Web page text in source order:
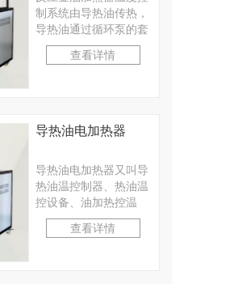
制系统由导热油传热，
导热油通过循环泵的套
层反应釜，并在管道和
夹套执行···查看详情
导热油电加热器
导热油电加热器又叫导
热油温控制器、热油温
控设备、油加热控温
机，为大型热油温控设
备，能在较低的运行压
查看详情